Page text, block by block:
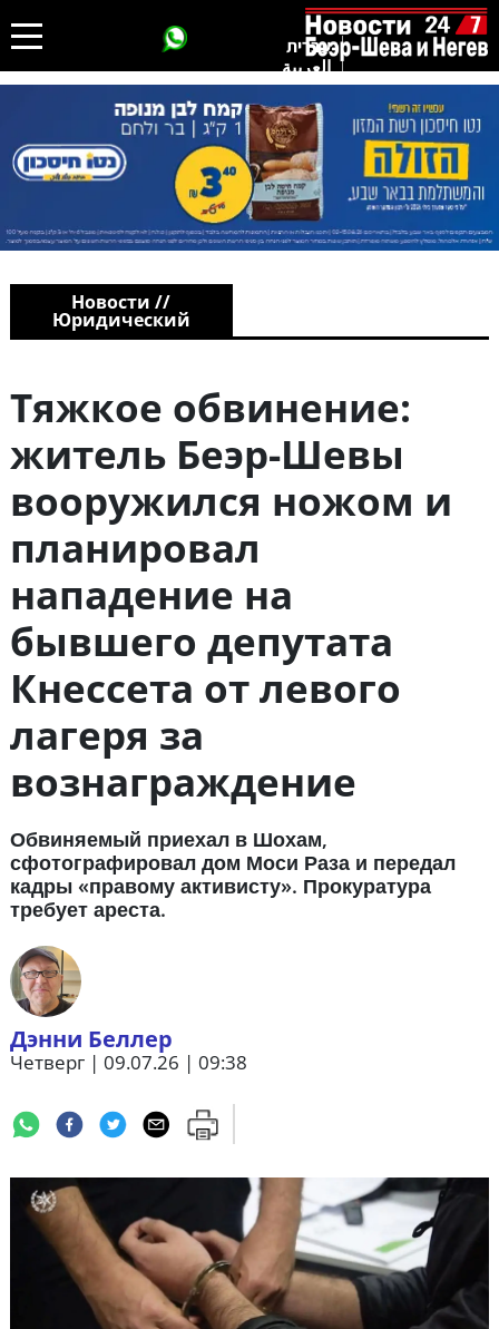
עברית
العربية
Новости //
Юридический
Тяжкое обвинение:
житель Беэр-Шевы
вооружился ножом и
планировал
нападение на
бывшего депутата
Кнессета от левого
лагеря за
вознаграждение
Обвиняемый приехал в Шохам,
сфотографировал дом Моси Раза и передал
кадры «правому активисту». Прокуратура
требует ареста.
Дэнни Беллер
Четверг | 09.07.26 | 09:38